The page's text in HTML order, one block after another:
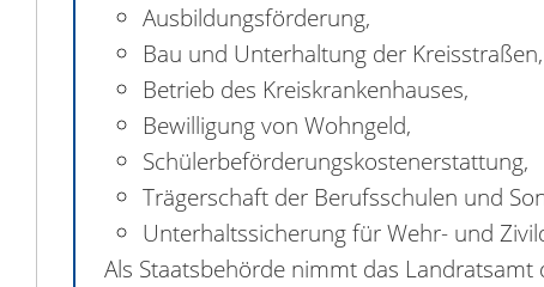
Ausbildungsförderung,
Bau und Unterhaltung der Kreisstraßen,
Betrieb des Kreiskrankenhauses,
Bewilligung von Wohngeld,
Schülerbeförderungskostenerstattung,
Trägerschaft der Berufsschulen und
Unterhaltssicherung für Wehr- und
Als Staatsbehörde nimmt das